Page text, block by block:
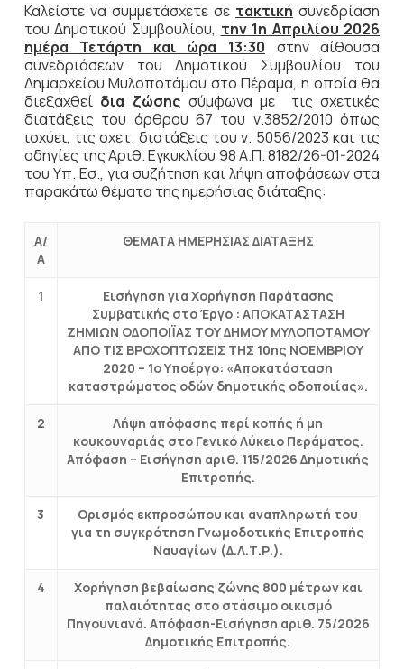
Καλείστε να συμμετάσχετε σε τακτική συνεδρίαση
του Δημοτικού Συμβουλίου, την 1η Απριλίου 2026
ημέρα Τετάρτη και ώρα 13:30
στην αίθουσα
συνεδριάσεων του Δημοτικού Συμβουλίου του
Δημαρχείου Μυλοποτάμου στο Πέραμα, η οποία θα
διεξαχθεί δια ζώσης σύμφωνα με τις σχετικές
διατάξεις του άρθρου 67 του ν.3852/2010 όπως
ισχύει, τις σχετ. διατάξεις του ν. 5056/2023 και τις
οδηγίες της Αριθ. Εγκυκλίου 98 Α.Π. 8182/26-01-2024
του Υπ. Εσ., για συζήτηση και λήψη αποφάσεων στα
παρακάτω θέματα της ημερήσιας διάταξης:
Α/
Α
ΘΕΜΑΤΑ ΗΜΕΡΗΣΙΑΣ ΔΙΑΤΑΞΗΣ
1
Εισήγηση για Χορήγηση Παράτασης
Συμβατικής στο Έργο : ΑΠΟΚΑΤΑΣΤΑΣΗ
ΖΗΜΙΩΝ ΟΔΟΠΟΙΪΑΣ ΤΟΥ ΔΗΜΟΥ ΜΥΛΟΠΟΤΑΜΟΥ
ΑΠΟ ΤΙΣ ΒΡΟΧΟΠΤΩΣΕΙΣ ΤΗΣ 10ης ΝΟΕΜΒΡΙΟΥ
2020 – 1ο Υποέργο: «Αποκατάσταση
καταστρώματος οδών δημοτικής οδοποιίας».
2
Λήψη απόφασης περί κοπής ή μη
κουκουναριάς στο Γενικό Λύκειο Περάματος.
Απόφαση – Εισήγηση αριθ. 115/2026 Δημοτικής
Επιτροπής.
3
Ορισμός εκπροσώπου και αναπληρωτή του
για τη συγκρότηση Γνωμοδοτικής Επιτροπής
Ναυαγίων (Δ.Λ.Τ.Ρ.).
4
Χορήγηση βεβαίωσης ζώνης 800 μέτρων και
παλαιότητας στο στάσιμο οικισμό
Πηγουνιανά. Απόφαση-Εισήγηση αριθ. 75/2026
Δημοτικής Επιτροπής.